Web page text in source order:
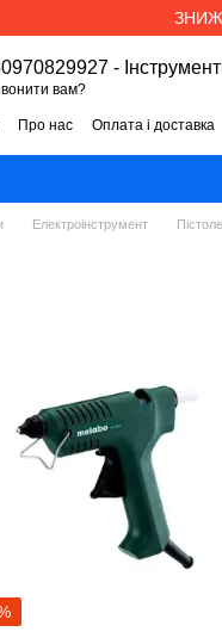
-
вам?
Про нас Оплата і доставка
Електроінструмент